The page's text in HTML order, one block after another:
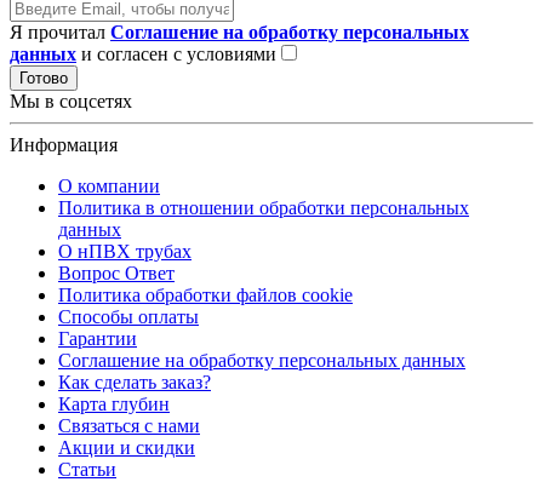
Я прочитал Соглашение на обработку персональных
данных и согласен с условиями
Готово
Мы в соцсетях
Информация
О компании
Политика в отношении обработки персональных
данных
О нПВХ трубах
Вопрос Ответ
Политика обработки файлов cookie
Способы оплаты
Гарантии
Соглашение на обработку персональных данных
Как сделать заказ?
Карта глубин
Связаться с нами
Акции и скидки
Статьи